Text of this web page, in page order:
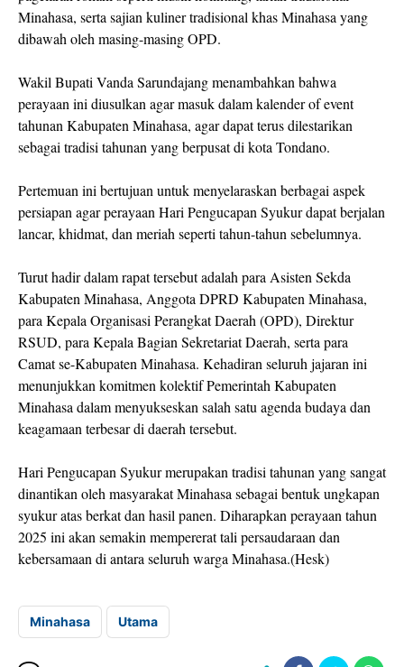
Minahasa, serta sajian kuliner tradisional khas Minahasa yang
dibawah oleh masing-masing OPD.
Wakil Bupati Vanda Sarundajang menambahkan bahwa
perayaan ini diusulkan agar masuk dalam kalender of event
tahunan Kabupaten Minahasa, agar dapat terus dilestarikan
sebagai tradisi tahunan yang berpusat di kota Tondano.
Pertemuan ini bertujuan untuk menyelaraskan berbagai aspek
persiapan agar perayaan Hari Pengucapan Syukur dapat berjalan
lancar, khidmat, dan meriah seperti tahun-tahun sebelumnya.
Turut hadir dalam rapat tersebut adalah para Asisten Sekda
Kabupaten Minahasa, Anggota DPRD Kabupaten Minahasa,
para Kepala Organisasi Perangkat Daerah (OPD), Direktur
RSUD, para Kepala Bagian Sekretariat Daerah, serta para
Camat se-Kabupaten Minahasa. Kehadiran seluruh jajaran ini
menunjukkan komitmen kolektif Pemerintah Kabupaten
Minahasa dalam menyukseskan salah satu agenda budaya dan
keagamaan terbesar di daerah tersebut.
Hari Pengucapan Syukur merupakan tradisi tahunan yang sangat
dinantikan oleh masyarakat Minahasa sebagai bentuk ungkapan
syukur atas berkat dan hasil panen. Diharapkan perayaan tahun
2025 ini akan semakin mempererat tali persaudaraan dan
kebersamaan di antara seluruh warga Minahasa.(Hesk)
Minahasa Utama